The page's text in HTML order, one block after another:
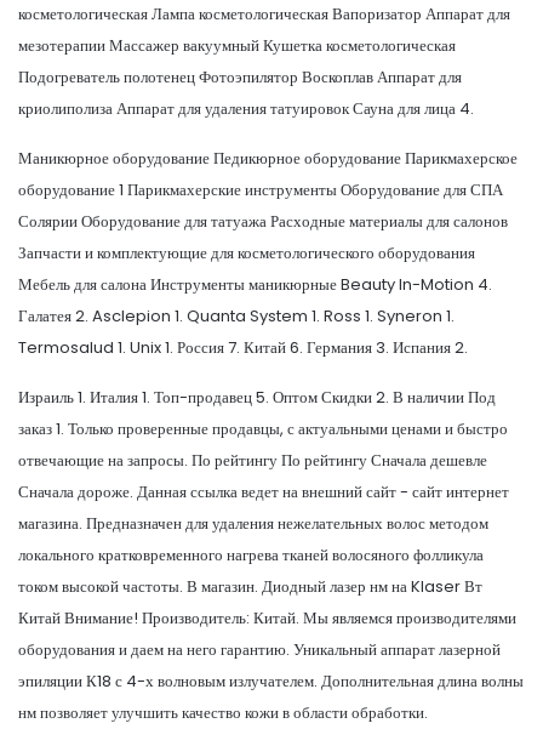
косметологическая Лампа косметологическая Вапоризатор Аппарат для
мезотерапии Массажер вакуумный Кушетка косметологическая
Подогреватель полотенец Фотоэпилятор Воскоплав Аппарат для
криолиполиза Аппарат для удаления татуировок Сауна для лица 4.
Маникюрное оборудование Педикюрное оборудование Парикмахерское
оборудование 1 Парикмахерские инструменты Оборудование для СПА
Солярии Оборудование для татуажа Расходные материалы для салонов
Запчасти и комплектующие для косметологического оборудования
Мебель для салона Инструменты маникюрные Beauty In-Motion 4.
Галатея 2. Asclepion 1. Quanta System 1. Ross 1. Syneron 1.
Termosalud 1. Unix 1. Россия 7. Китай 6. Германия 3. Испания 2.
Израиль 1. Италия 1. Топ-продавец 5. Оптом Скидки 2. В наличии Под
заказ 1. Только проверенные продавцы, с актуальными ценами и быстро
отвечающие на запросы. По рейтингу По рейтингу Сначала дешевле
Сначала дороже. Данная ссылка ведет на внешний сайт - сайт интернет
магазина. Предназначен для удаления нежелательных волос методом
локального кратковременного нагрева тканей волосяного фолликула
током высокой частоты. В магазин. Диодный лазер нм на Klaser Вт
Китай Внимание! Производитель: Китай. Мы являемся производителями
оборудования и даем на него гарантию. Уникальный аппарат лазерной
эпиляции К18 с 4-х волновым излучателем. Дополнительная длина волны
нм позволяет улучшить качество кожи в области обработки.